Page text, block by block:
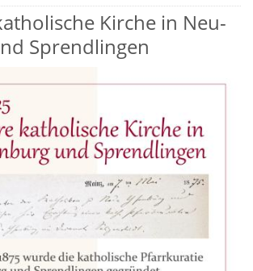
Kirche in Neu-
Sprendlingen